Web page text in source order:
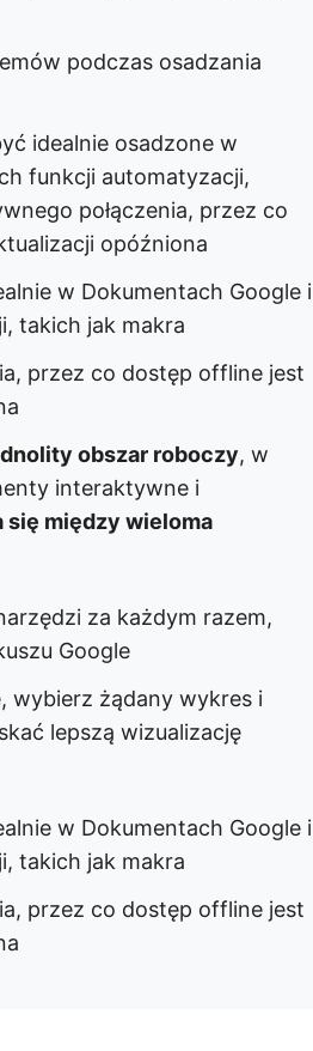
podczas osadzania
idealnie osadzone w
funkcji automatyzacji,
połączenia, przez co
opóźniona
w Dokumentach Google i
takich jak makra
przez co dostęp offline jest
obszar roboczy, w
interaktywne i
się między wieloma
za każdym razem,
Google
wybierz żądany wykres i
lepszą wizualizację
w Dokumentach Google i
takich jak makra
przez co dostęp offline jest